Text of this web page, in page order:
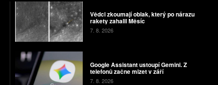
Vědci zkoumají oblak, který po nárazu
rakety zahalil Měsíc
7. 8. 2026
Google Assistant ustoupí Gemini. Z
telefonů začne mizet v září
7. 8. 2026